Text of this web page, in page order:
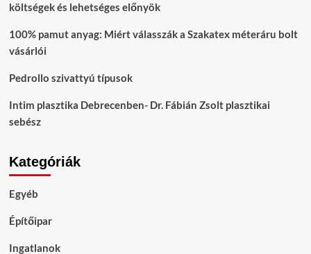
költségek és lehetséges előnyök
100% pamut anyag: Miért válasszák a Szakatex méteráru bolt
vásárlói
Pedrollo szivattyú típusok
Intim plasztika Debrecenben- Dr. Fábián Zsolt plasztikai
sebész
Kategóriák
Egyéb
Építőipar
Ingatlanok